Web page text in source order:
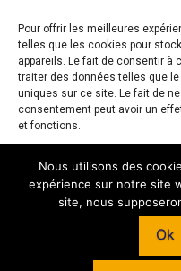
Pour offrir les meilleures
telles que les cookies pour
appareils. Le fait de consentir à
traiter des données telles que
uniques sur ce site. Le fait de
consentement peut avoir un
et fonctions.
Voir
Actualités
Contact
Mentions Légales /
Horaires d’ouverture de nos
12h00
Nous utilisons des
expérience sur notre site
site, nous
Ok